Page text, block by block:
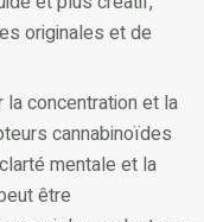
originales et de
concentration et la
cannabinoïdes
mentale et la
être